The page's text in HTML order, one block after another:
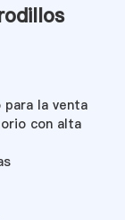
la venta
con alta